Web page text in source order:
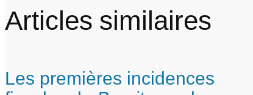
Articles similaires
Les premières incidences